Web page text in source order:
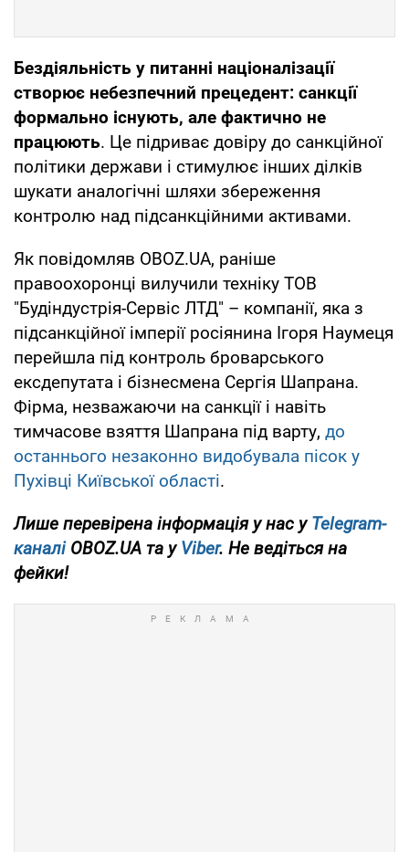
Бездіяльність у питанні націоналізації
створює небезпечний прецедент: санкції
формально існують, але фактично не
працюють. Це підриває довіру до санкційної
політики держави і стимулює інших ділків
шукати аналогічні шляхи збереження
контролю над підсанкційними активами.
Як повідомляв OBOZ.UA, раніше
правоохоронці вилучили техніку ТОВ
"Будіндустрія-Сервіс ЛТД" – компанії, яка з
підсанкційної імперії росіянина Ігоря Наумеця
перейшла під контроль броварського
ексдепутата і бізнесмена Сергія Шапрана.
Фірма, незважаючи на санкції і навіть
тимчасове взяття Шапрана під варту, до
останнього незаконно видобувала пісок у
Пухівці Київської області.
Лише перевірена інформація у нас уTelegram-
каналіOBOZ.UA та уViber. Не ведіться на
фейки!